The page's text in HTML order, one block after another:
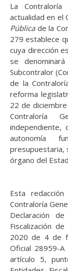
La
actualidad en el
Públicade la
279 establece
cuya dirección
se denominará
Subcontralor
de la
reforma
22 de
Contraloría
independiente,
autonomía
presupuestaria,
órgano del
Esta
Contraloría
Declaración
Fiscalización
2020 de 4 de
Oficial 28959-
artículo 5,